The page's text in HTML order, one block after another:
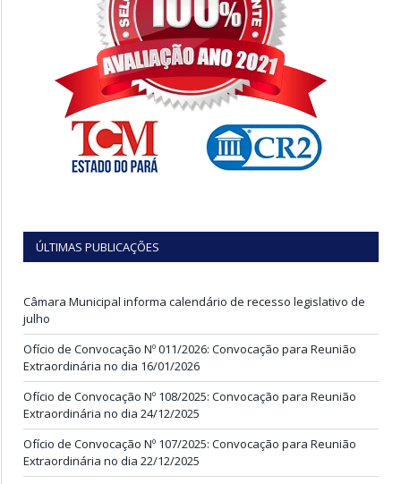
ÚLTIMAS PUBLICAÇÕES
Câmara Municipal informa calendário de recesso legislativo de
julho
Ofício de Convocação Nº 011/2026: Convocação para Reunião
Extraordinária no dia 16/01/2026
Ofício de Convocação Nº 108/2025: Convocação para Reunião
Extraordinária no dia 24/12/2025
Ofício de Convocação Nº 107/2025: Convocação para Reunião
Extraordinária no dia 22/12/2025